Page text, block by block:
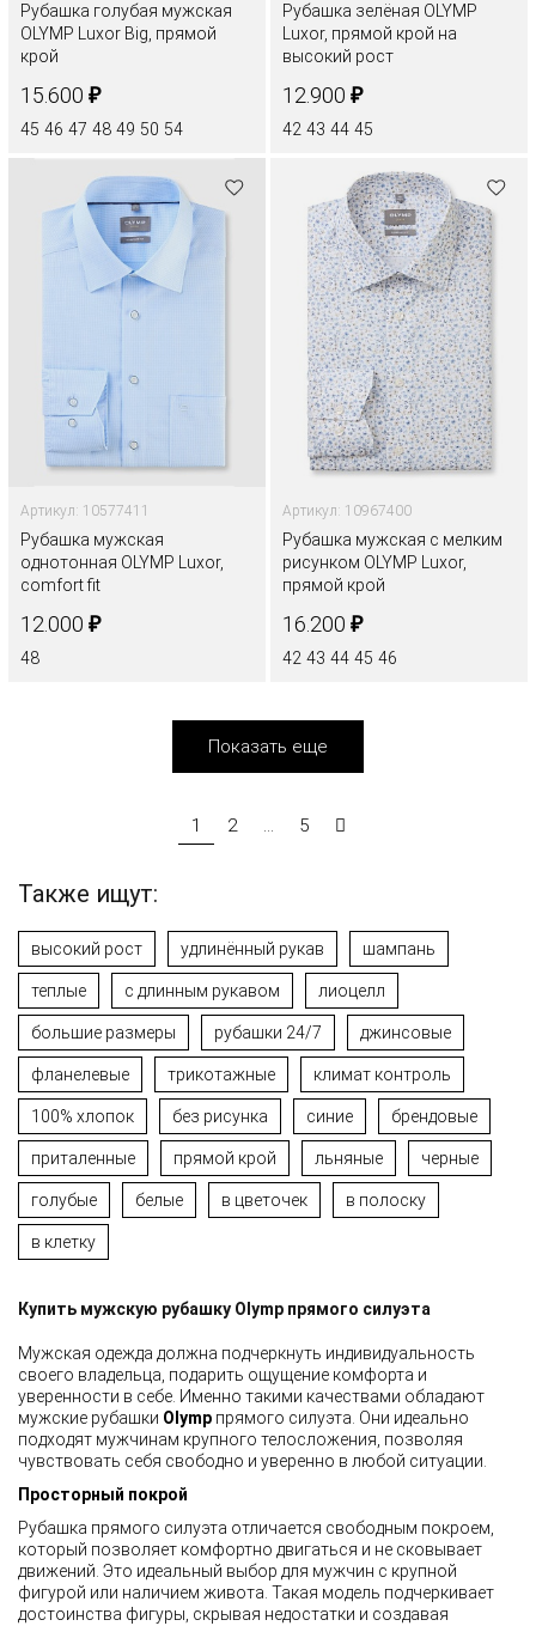
Рубашка голубая мужская
OLYMP Luxor Big, прямой
крой
15.600 ₽
45 46 47 48 49 50 54
Рубашка зелёная OLYMP
Luxor, прямой крой на
высокий рост
12.900 ₽
42 43 44 45
Артикул: 10577411
Рубашка мужская
однотонная OLYMP Luxor,
comfort fit
12.000 ₽
48
Артикул: 10967400
Рубашка мужская с мелким
рисунком OLYMP Luxor,
прямой крой
16.200 ₽
42 43 44 45 46
Показать еще
1 2 ... 5
Также ищут:
высокий рост удлинённый рукав шампань
теплые с длинным рукавом лиоцелл
большие размеры рубашки 24/7 джинсовые
фланелевые трикотажные климат контроль
100% хлопок без рисунка синие брендовые
приталенные прямой крой льняные черные
голубые белые в цветочек в полоску
в клетку
Купить мужскую рубашку Olymp прямого силуэта
Мужская одежда должна подчеркнуть индивидуальность
своего владельца, подарить ощущение комфорта и
уверенности в себе. Именно такими качествами обладают
мужские рубашки Olymp прямого силуэта. Они идеально
подходят мужчинам крупного телосложения, позволяя
чувствовать себя свободно и уверенно в любой ситуации.
Просторный покрой
Рубашка прямого силуэта отличается свободным покроем,
который позволяет комфортно двигаться и не сковывает
движений. Это идеальный выбор для мужчин с крупной
фигурой или наличием живота. Такая модель подчеркивает
достоинства фигуры, скрывая недостатки и создавая